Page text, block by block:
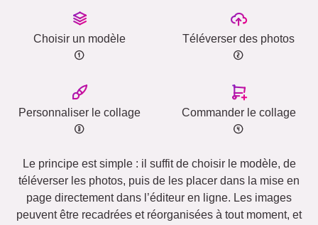
Choisir un modèle Téléverser des photos
Personnaliser le collage Commander le collage
Le principe est simple : il suffit de choisir le modèle, de
téléverser les photos, puis de les placer dans la mise en
page directement dans l’éditeur en ligne. Les images
peuvent être recadrées et réorganisées à tout moment, et